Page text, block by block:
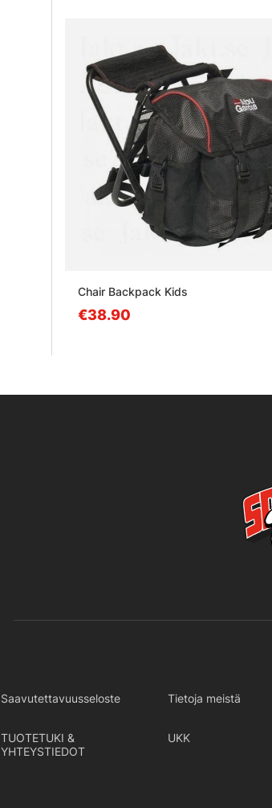
Chair Backpack Kids
€38.90
Saavutettavuusseloste Tietoja meistä
TUOTETUKI &
YHTEYSTIEDOT
UKK